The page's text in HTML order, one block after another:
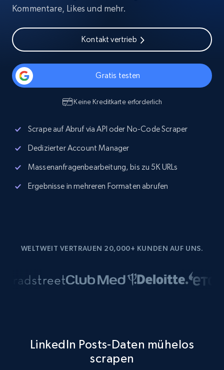
Kommentare, Likes und mehr.
Kontakt vertrieb
Gratis testen
Keine Kreditkarte erforderlich
Scrape auf Abruf via API oder No-Code Scraper
Dedizierter Account Manager
Massenanfragenbearbeitung, bis zu 5K URLs
Ergebnisse in mehreren Formaten abrufen
WELTWEIT VERTRAUEN 20,000+ KUNDEN AUF UNS.
LinkedIn Posts-Daten mühelos
scrapen